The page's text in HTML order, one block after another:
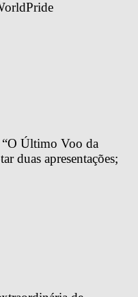
Último Voo da
duas apresentações;